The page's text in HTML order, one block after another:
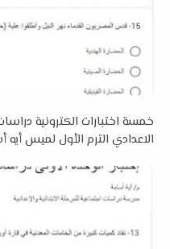
خمسة اختبارات الكترونية
الاعدادي الترم الأول لميس أيه